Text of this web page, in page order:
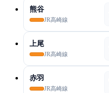
熊谷
JR高崎線
上尾
JR高崎線
赤羽
JR高崎線